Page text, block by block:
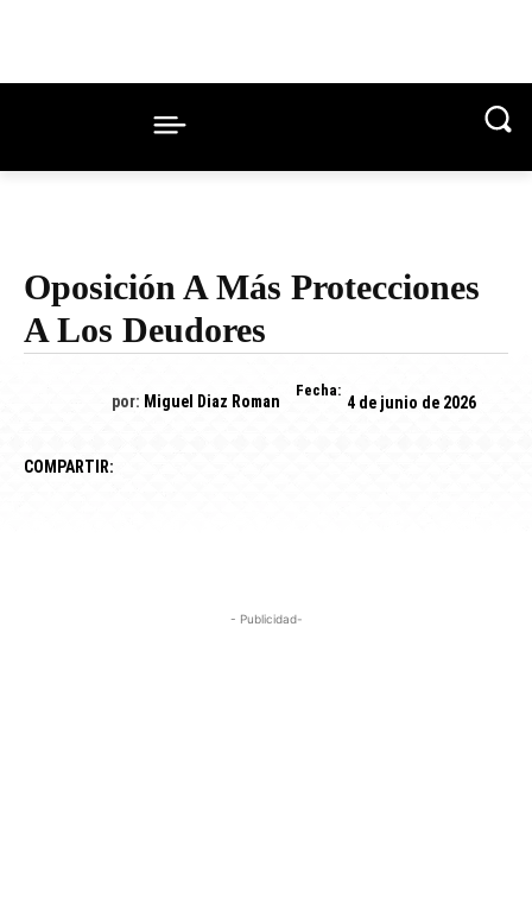
Oposición A Más Protecciones
A Los Deudores
por: Miguel Diaz Roman
Fecha:
4 de junio de 2026
COMPARTIR:
- Publicidad-